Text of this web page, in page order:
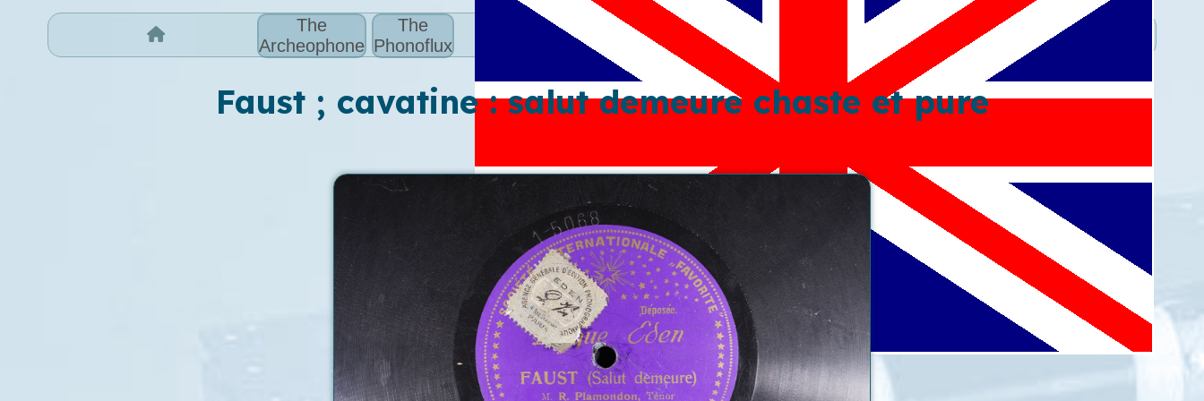
The
Archeophone
The
Phonoflux
Faust ; cavatine : salut demeure chaste et pure